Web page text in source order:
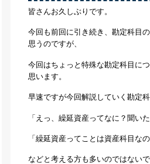
皆さんお久しぶりです。
今回も前回に引き続き、勘定科目
思うのですが、
今回はちょっと特殊な勘定科目に
思います。
早速ですが今回解説していく勘定
「えっ、繰延資産ってなに？聞い
「繰延資産ってことは資産科目なの
などと考える方も多いのではないで